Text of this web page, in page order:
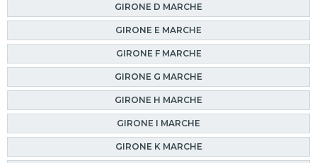
GIRONE D MARCHE
GIRONE E MARCHE
GIRONE F MARCHE
GIRONE G MARCHE
GIRONE H MARCHE
GIRONE I MARCHE
GIRONE K MARCHE